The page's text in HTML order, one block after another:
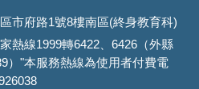
市府路1號8樓南區(終身教育科)
熱線1999轉6422、6426（外縣
）"本服務熱線為使用者付費電